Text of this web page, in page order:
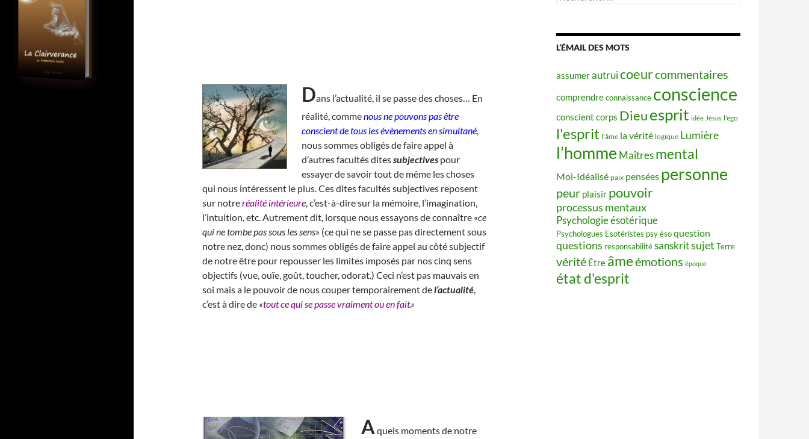
Dans l’actualité, il se passe des choses… En
réalité, commenous ne pouvons pas être
conscient de tous les évènements en simultané,
nous sommes obligés de faire appel à
d’autres facultés ditessubjectives pour
essayer de savoir tout de même les choses
qui nous intéressent le plus. Ces dites facultés subjectives reposent
sur notreréalité intérieure, c’est-à-dire sur la mémoire, l’imagination,
l’intuition, etc. Autrement dit, lorsque nous essayons de connaître «ce
qui ne tombe pas sous les sens» (ce qui ne se passe pas directement sous
notre nez, donc) nous sommes obligés de faire appel au côté subjectif
de notre être pour repousser les limites imposés par nos cinq sens
objectifs (vue, ouïe, goût, toucher, odorat.) Ceci n’est pas mauvais en
soi mais a le pouvoir de nous couper temporairement del’actualité,
c’est à dire de «tout ce qui se passe vraiment ou en fait.»
Aquels moments de notre
L’ÉMAIL DES MOTS
assumerautruicoeurcommentaires
comprendreconnaissance conscience
conscient corps Dieuesprit idée Jésus l'ego
l'esprit l'âme la vérité logique Lumière
l’homme Maîtres mental
Moi-Idéalisé paix pensées personne
peur plaisir pouvoir
processus mentaux
Psychologie ésotérique
Psychologues Esotéristes psy ésoquestion
questions responsabilitésanskritsujet Terre
vérité Être âmeémotions époque
état d'esprit